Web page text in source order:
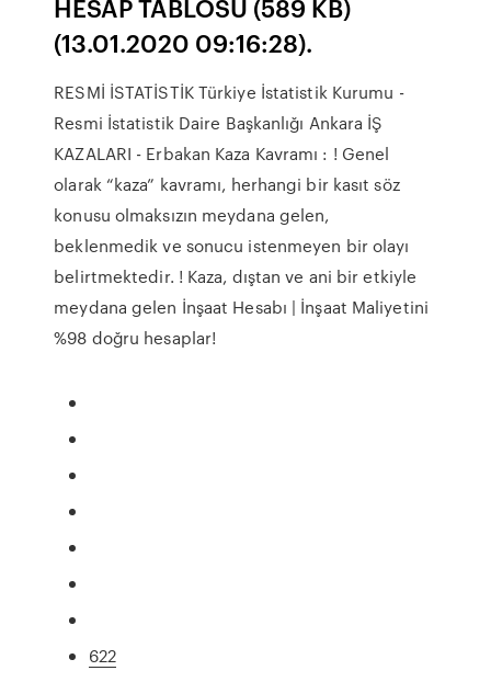
HESAP TABLOSU (589 KB)
(13.01.2020 09:16:28).
RESMİ İSTATİSTİK Türkiye İstatistik Kurumu -
Resmi İstatistik Daire Başkanlığı Ankara İŞ
KAZALARI - Erbakan Kaza Kavramı : ! Genel
olarak “kaza” kavramı, herhangi bir kasıt söz
konusu olmaksızın meydana gelen,
beklenmedik ve sonucu istenmeyen bir olayı
belirtmektedir. ! Kaza, dıştan ve ani bir etkiyle
meydana gelen İnşaat Hesabı | İnşaat Maliyetini
%98 doğru hesaplar!
622